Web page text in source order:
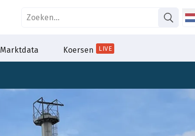
Marktdata Koersen LIVE